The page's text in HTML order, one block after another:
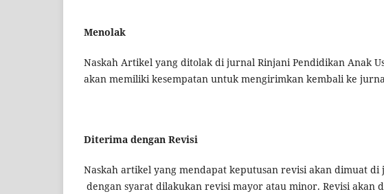
Menolak
Naskah Artikel yang ditolak di jurnal Rinjani Pendidikan Anak
akan memiliki kesempatan untuk mengirimkan kembali ke
Diterima dengan Revisi
Naskah artikel yang mendapat keputusan revisi akan dimuat di
dengan syarat dilakukan revisi mayor atau minor. Revisi